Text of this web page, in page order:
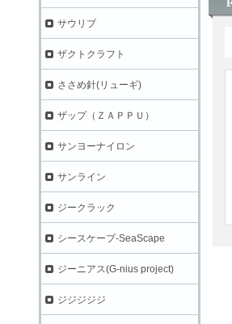
サウリブ
ザクトクラフト
ささめ針(リューギ)
ザップ（ＺＡＰＰＵ）
サンヨーナイロン
サンライン
ジークラック
シースケープ-SeaScape
ジーニアス(G-nius project)
ジジジジジ